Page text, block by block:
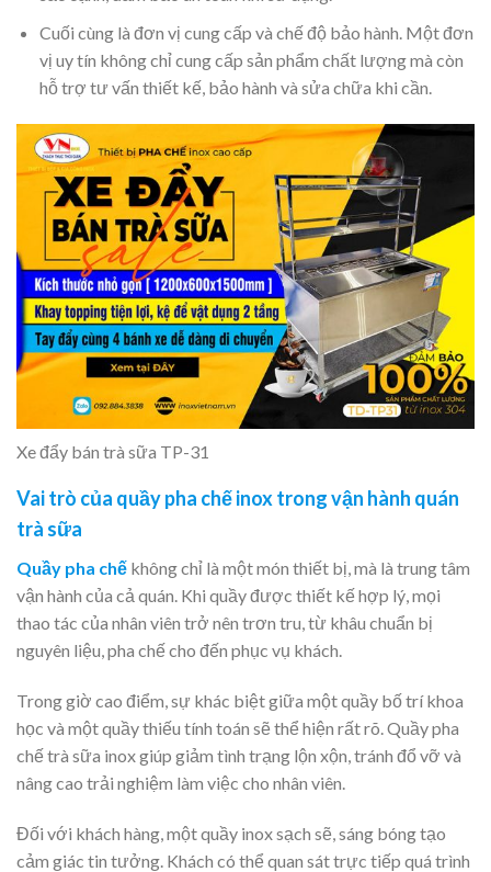
Cuối cùng là đơn vị cung cấp và chế độ bảo hành. Một đơn
vị uy tín không chỉ cung cấp sản phẩm chất lượng mà còn
hỗ trợ tư vấn thiết kế, bảo hành và sửa chữa khi cần.
Xe đẩy bán trà sữa TP-31
Vai trò của quầy pha chế inox trong vận hành quán
trà sữa
Quầy pha chế không chỉ là một món thiết bị, mà là trung tâm
vận hành của cả quán. Khi quầy được thiết kế hợp lý, mọi
thao tác của nhân viên trở nên trơn tru, từ khâu chuẩn bị
nguyên liệu, pha chế cho đến phục vụ khách.
Trong giờ cao điểm, sự khác biệt giữa một quầy bố trí khoa
học và một quầy thiếu tính toán sẽ thể hiện rất rõ. Quầy pha
chế trà sữa inox giúp giảm tình trạng lộn xộn, tránh đổ vỡ và
nâng cao trải nghiệm làm việc cho nhân viên.
Đối với khách hàng, một quầy inox sạch sẽ, sáng bóng tạo
cảm giác tin tưởng. Khách có thể quan sát trực tiếp quá trình